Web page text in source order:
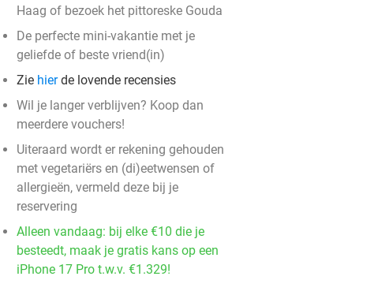
Haag of bezoek het pittoreske Gouda
De perfecte mini-vakantie met je
geliefde of beste vriend(in)
Zie hierde lovende recensies
Wil je langer verblijven? Koop dan
meerdere vouchers!
Uiteraard wordt er rekening gehouden
met vegetariërs en (di)eetwensen of
allergieën, vermeld deze bij je
reservering
Alleen vandaag: bij elke €10 die je
besteedt, maak je gratis kans op een
iPhone 17 Pro t.w.v. €1.329!